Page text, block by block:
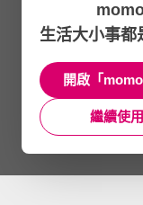
生活大小事
開啟「
繼續使